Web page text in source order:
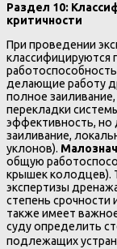
Раздел 10:
критичности
При проведении
классифицируются
делающие работу
полное
перекладки
эффективность, но
заиливание,
уклонов).
общую
крышек колодцев).
экспертизы
степень
также имеет
суду определить
подлежащих